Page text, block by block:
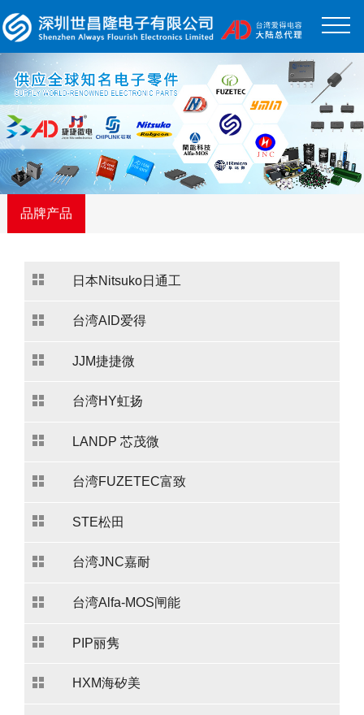
品牌产品
日本Nitsuko日通工
台湾AID爱得
JJM捷捷微
台湾HY虹扬
LANDP 芯茂微
台湾FUZETEC富致
STE松田
台湾JNC嘉耐
台湾Alfa-MOS闸能
PIP丽隽
HXM海矽美